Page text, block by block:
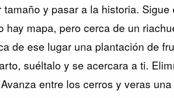
y pasar a la historia. Sigue
hay mapa, pero cerca de un
de ese lugar una plantación de
suéltalo y se acercara a ti.
entre los cerros y veras